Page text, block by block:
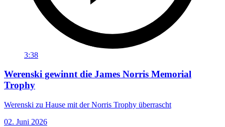
3:38
Werenski gewinnt die James Norris Memorial
Trophy
Werenski zu Hause mit der Norris Trophy überrascht
02. Juni 2026